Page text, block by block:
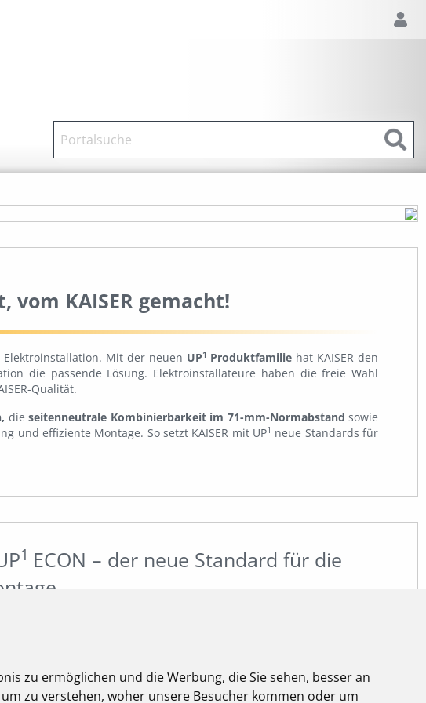
zu ermöglichen und die Werbung, die Sie sehen, besser an
zu verstehen, woher unsere Besucher kommen oder um
vom KAISER gemacht!
Mit der neuen UP1 Produktfamilie hat KAISER den
die passende Lösung. Elektroinstallateure haben die freie Wahl
Qualität.
die seitenneutrale Kombinierbarkeit im 71-mm-Normabstand sowie
und effiziente Montage. So setzt KAISER mit UP1 neue Standards für
1 ECON – der neue Standard für die
flexible und zeitsparende Unterputzinstallation. Dank
Design lassen sie sich werkzeuglos im71-mm-Normabstandzu